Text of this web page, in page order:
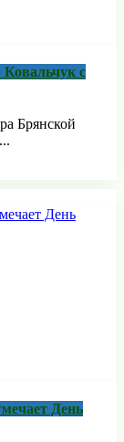
Ковальчук с
Брянской
День